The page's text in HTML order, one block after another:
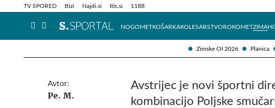
Zimske OI 2026 Planica
TV SPORED Bizi Najdi.si Itis.si 1188
NOGOMETKOŠARKAKOLESARSTVOROKOMETZIMA
Info in obvestila Tehnik
Avtor:
Pe. M.
Avstrijec je novi športni
kombinacijo Poljske